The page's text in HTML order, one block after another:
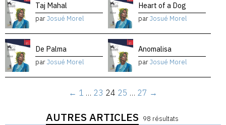
Taj Mahal
parJosué Morel
Heart of a Dog
parJosué Morel
De Palma
parJosué Morel
Anomalisa
parJosué Morel
← 1 … 23 24 25 … 27 →
AUTRES ARTICLES 98 résultats